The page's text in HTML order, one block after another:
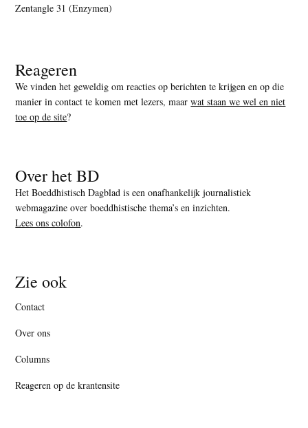
Zentangle 31 (Enzymen)
Reageren
We vinden het geweldig om reacties op berichten te krijgen en op die
manier in contact te komen met lezers, maarwat staan we wel en niet
toe op de site?
Over het BD
Het Boeddhistisch Dagblad is een onafhankelijk journalistiek
webmagazine over boeddhistische thema’s en inzichten.
Lees ons colofon.
Zie ook
Contact
Over ons
Columns
Reageren op de krantensite